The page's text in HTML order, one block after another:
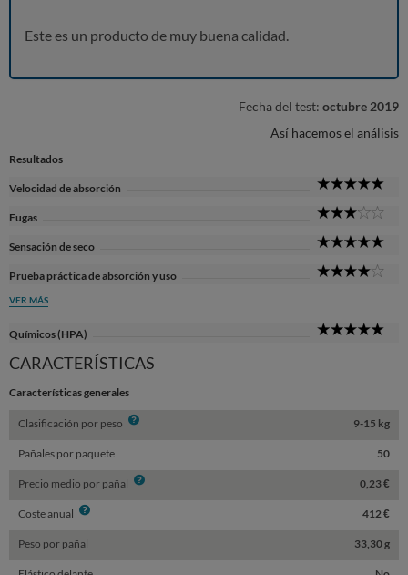
Este es un producto de muy buena calidad.
Fecha del test: octubre 2019
Así hacemos el análisis
Resultados
Velocidad de absorción
Fugas
Sensación de seco
Prueba práctica de absorción y uso
VER MÁS
Químicos (HPA)
CARACTERÍSTICAS
Características generales
Clasificación por peso Info 9-15 kg
Pañales por paquete 50
Precio medio por pañal Info 0,23 €
Coste anual Info 412 €
Peso por pañal 33,30 g